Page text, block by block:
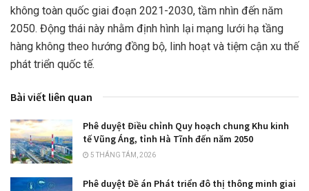
không toàn quốc giai đoạn 2021-2030, tầm nhìn đến năm
2050. Động thái này nhằm định hình lại mạng lưới hạ tầng
hàng không theo hướng đồng bộ, linh hoạt và tiệm cận xu thế
phát triển quốc tế.
Bài viết liên quan
Phê duyệt Điều chỉnh Quy hoạch chung Khu kinh
tế Vũng Áng, tỉnh Hà Tĩnh đến năm 2050
5 THÁNG TÁM, 2026
Phê duyệt Đề án Phát triển đô thị thông minh giai